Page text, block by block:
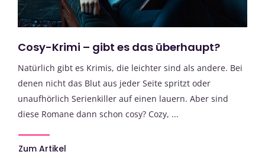
Cosy-Krimi – gibt es das überhaupt?
Natürlich gibt es Krimis, die leichter sind als andere. Bei
denen nicht das Blut aus jeder Seite spritzt oder
unaufhörlich Serienkiller auf einen lauern. Aber sind
diese Romane dann schon cosy? Cozy, ...
Zum Artikel